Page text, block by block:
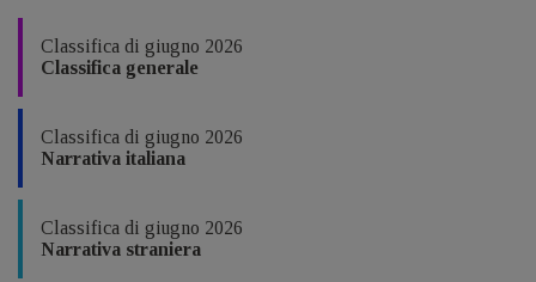
Classifica di giugno 2026
Classifica generale
Classifica di giugno 2026
Narrativa italiana
Classifica di giugno 2026
Narrativa straniera